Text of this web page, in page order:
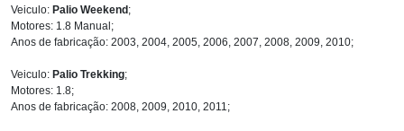
Veiculo: Palio Weekend;
Motores: 1.8 Manual;
Anos de fabricação: 2003, 2004, 2005, 2006, 2007, 2008, 2009, 2010;
Veiculo: Palio Trekking;
Motores: 1.8;
Anos de fabricação: 2008, 2009, 2010, 2011;